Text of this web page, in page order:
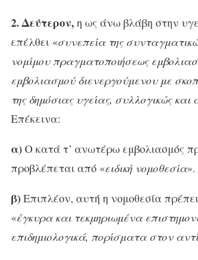
2. Δεύτερον,η ως άνω βλάβη στην
επέλθει «συνεπεία της
νομίμου πραγματοποιήσεως
εμβολιασμού διενεργούμενου με
της δημόσιας υγείας, συλλογικώς και
Επέκεινα:
α)Ο κατά τ’ ανωτέρω εμβολιασμός
προβλέπεται από «ειδική νομοθεσία».
β)Επιπλέον, αυτή η νομοθεσία
«έγκυρα και τεκμηριωμένα
επιδημιολογικά, πορίσματα στον